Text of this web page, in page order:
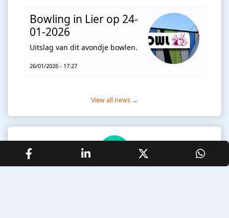
Bowling in Lier op 24-
01-2026
Uitslag van dit avondje bowlen.
26/01/2026 - 17:27
View all news →